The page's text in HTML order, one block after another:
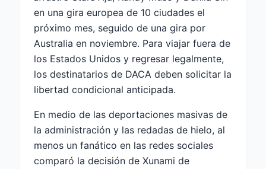
en una gira europea de 10 ciudades el
próximo mes, seguido de una gira por
Australia en noviembre. Para viajar fuera de
los Estados Unidos y regresar legalmente,
los destinatarios de DACA deben solicitar la
libertad condicional anticipada.
En medio de las deportaciones masivas de
la administración y las redadas de hielo, al
menos un fanático en las redes sociales
comparó la decisión de Xunami de